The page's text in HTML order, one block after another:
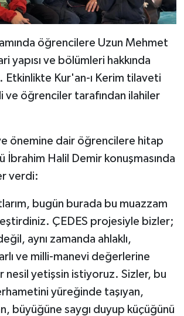
öğrencilere Uzun Mehmet
yapısı ve bölümleri hakkında
Etkinlikte Kur'an-ı Kerim tilaveti
ve öğrenciler tarafından ilahiler
önemine dair öğrencilere hitap
İbrahim Halil Demir konuşmasında
verdi:
bugün burada bu muazzam
ÇEDES projesiyle bizler;
aynı zamanda ahlaklı,
ve milli-manevi değerlerine
nesil yetişsin istiyoruz. Sizler, bu
yüreğinde taşıyan,
büyüğüne saygı duyup küçüğünü
Müftülüğü
Müftülüğü